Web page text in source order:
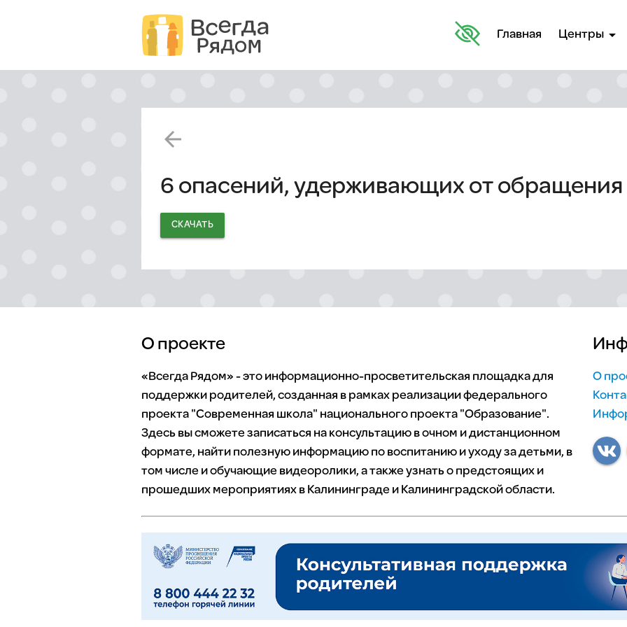
Главная Центры arrow_drop_down
arrow_back
6 опасений, удерживающих от обращения
СКАЧАТЬ
О проекте
«Всегда Рядом» - это информационно-просветительская площадка для
поддержки родителей, созданная в рамках реализации федерального
проекта "Современная школа" национального проекта "Образование".
Здесь вы сможете записаться на консультацию в очном и дистанционном
формате, найти полезную информацию по воспитанию и уходу за детьми, в
том числе и обучающие видеоролики, а также узнать о предстоящих и
прошедших мероприятиях в Калининграде и Калининградской области.
О